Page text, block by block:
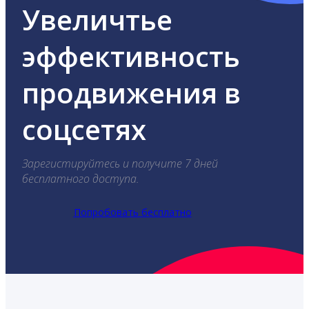
Увеличтье
эффективность
продвижения в
соцсетях
Зарегистируйтесь и получите 7 дней
бесплатного доступа.
Попробовать бесплатно